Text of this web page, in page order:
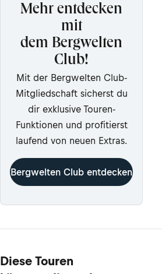
Mehr entdecken
mit
dem Bergwelten
Club!
Mit der Bergwelten Club-
Mitgliedschaft sicherst du
dir exklusive Touren-
Funktionen und profitierst
laufend von neuen Extras.
Bergwelten Club entdecken
Diese Touren